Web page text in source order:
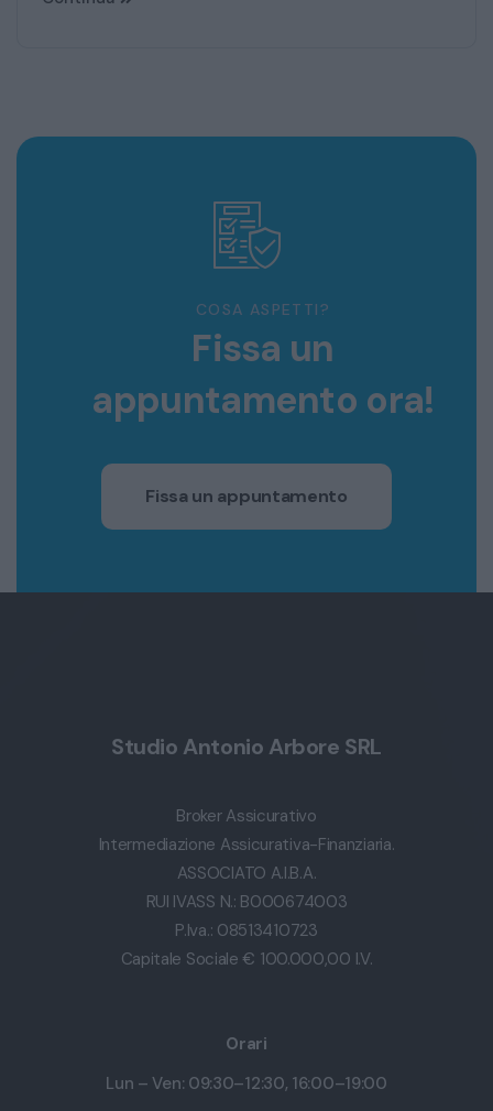
COSA ASPETTI?
Fissa un
appuntamento ora!
Fissa un appuntamento
Studio Antonio Arbore SRL
Broker Assicurativo
Intermediazione Assicurativa-Finanziaria.
ASSOCIATO A.I.B.A.
RUI IVASS N.: B000674003
P.Iva.: 08513410723
Capitale Sociale € 100.000,00 I.V.
Orari
Lun – Ven: 09:30–12:30, 16:00–19:00